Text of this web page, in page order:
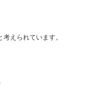
えられています。